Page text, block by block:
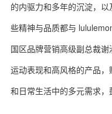
的内驱力和多年的沉淀，
些精神与品质都与
国区品牌营销高级副总裁
运动表现和高风格的产品
和日常生活中的多元需求，